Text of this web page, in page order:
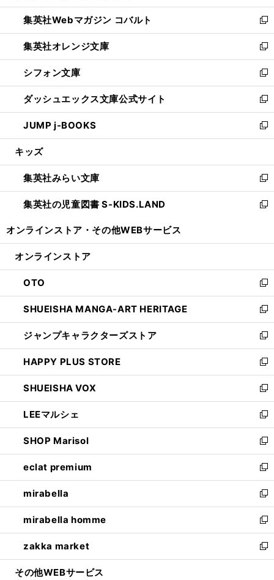
開
く
ウ
で
開
く
ン
ド
ウ
で
開
く
ウ
ィ
ン
ド
ウ
で
開
く
集英社Webマガジン コバルト
新
し
い
ウ
ィ
ン
ド
ウ
で
開
集英社オレンジ文庫
新
し
い
ウ
ィ
ン
ド
ウ
開
く
シフォン文庫
新
し
い
ウ
ィ
ン
ウ
で
開
く
ダッシュエックス文庫公式サイト
新
し
い
ウ
ン
ド
ウ
で
JUMP j-BOOKS
新
し
ウ
ィ
ン
ド
開
キッズ
集英社みらい文庫
新
し
い
ン
ウ
で
開
く
集英社の児童図書 S-KIDS.LAND
新
ウ
ン
ド
ウ
で
開
く
オンラインストア・ その他WEBサービス
オンラインストア
OTO
新
し
い
ウ
ィ
ン
ド
ウ
で
開
く
SHUEISHA MANGA-ART HERITAGE
新
し
い
ウ
ィ
ン
ド
ウ
で
開
く
ジャンプキャラクターズストア
新
し
い
ウ
ィ
ン
ド
ウ
で
開
く
HAPPY PLUS STORE
新
し
い
ウ
ィ
ン
ド
ウ
で
開
く
SHUEISHA VOX
新
し
い
ウ
ィ
ン
ド
ウ
で
開
く
LEEマルシェ
新
し
い
ウ
ィ
ン
ド
ウ
で
開
く
SHOP Marisol
新
し
い
ウ
ィ
ン
ド
ウ
で
開
eclat premium
新
し
い
ウ
ィ
ン
ド
ウ
mirabella
新
し
い
ウ
ィ
ン
mirabella homme
新
し
い
ウ
zakka market
新
し
その他WEBサービス